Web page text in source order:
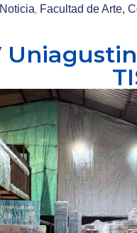
Noticia‚ Facultad de Arte,